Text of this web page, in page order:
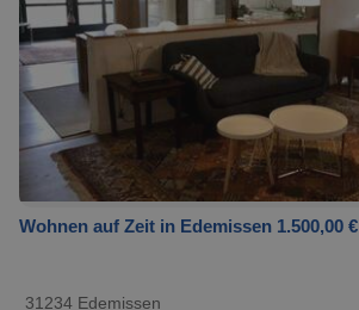
Wohnen auf Zeit in Edemissen 1.500,00 €
31234 Edemissen